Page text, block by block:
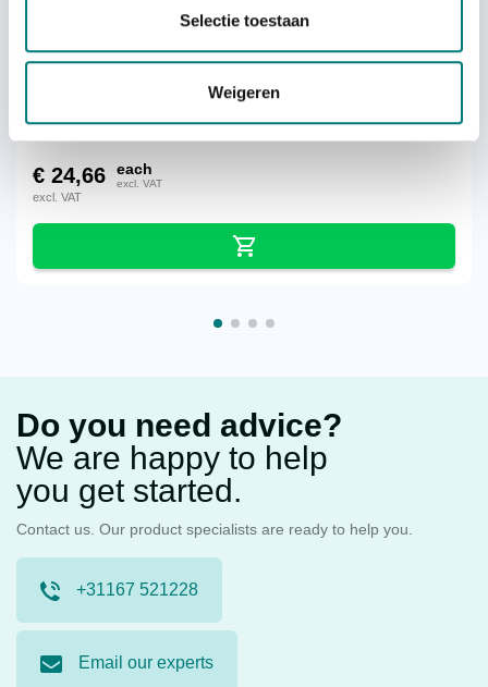
Selectie toestaan
Weigeren
WBH battery contact cleaning kit
€ 24,66 each
excl. VAT
excl. VAT
Do you need advice?
We are happy to help
you get started.
Contact us. Our product specialists are ready to help you.
+31167 521228
Email our experts